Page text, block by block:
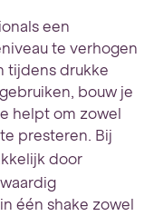
een
te verhogen
tijdens drukke
bouw je
helpt om zowel
presteren. Bij
door
één shake zowel